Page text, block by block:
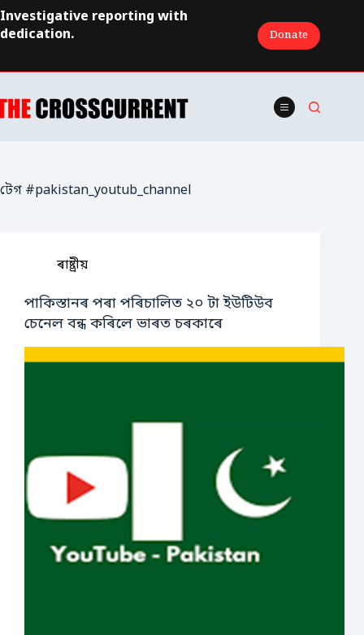
Skip
to
content
Investigative reporting with
dedication.
Donate
টেগ #pakistan_youtub_channel
ৰাষ্ট্ৰীয়
পাকিস্তানৰ পৰা পৰিচালিত ২০ টা ইউটিউব
চেনেল বন্ধ কৰিলে ভাৰত চৰকাৰে